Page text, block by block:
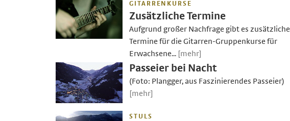
GITARRENKURSE
Zusätzliche Termine
Aufgrund großer Nachfrage gibt es zusätzliche
Termine für die Gitarren-Gruppenkurse für
Erwachsene... [mehr]
Passeier bei Nacht
(Foto: Plangger, aus Faszinierendes Passeier)
[mehr]
STULS